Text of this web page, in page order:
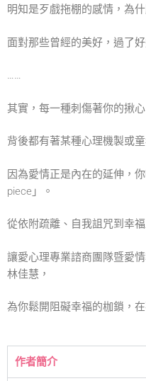
明知是歹戲拖棚的感情，為
面對那些曾經的美好，過了
……
其實，每一種刺傷著你的揪心
背後都有著某種心理機製或童
因為愛情正是內在的延伸，
piece」。
從依附疏離、自我詛咒到幸福
讓愛心理專業諮商團隊暨愛
林佳慧，
為你鬆開阻礙幸福的枷鎖，
作者簡介